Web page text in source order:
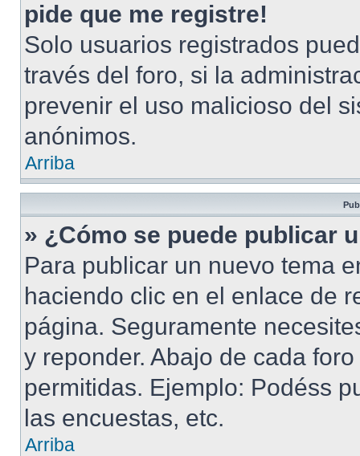
pide que me registre!
Solo usuarios registrados
través del foro, si la
prevenir el uso malicioso del
anónimos.
Arriba
» ¿Cómo se puede publicar
Para publicar un nuevo tema
haciendo clic en el enlace de
página. Seguramente
y reponder. Abajo de cada
permitidas. Ejemplo: Podéss
las encuestas, etc.
Arriba